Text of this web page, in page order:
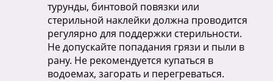
турунды, бинтовой повязки или
стерильной наклейки должна проводится
регулярно для поддержки стерильности.
Не допускайте попадания грязи и пыли в
рану. Не рекомендуется купаться в
водоемах, загорать и перегреваться.